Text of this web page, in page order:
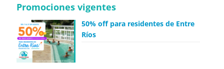
Promociones vigentes
50% off para residentes de Entre
Ríos